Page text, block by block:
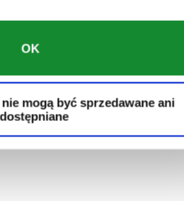
OK
mogą być sprzedawane ani